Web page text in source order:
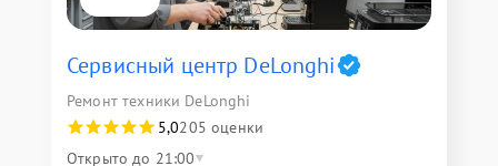
Сервисный центр DeLonghi
Ремонт техники DeLonghi
5,0205 оценки
Открыто до 21:00